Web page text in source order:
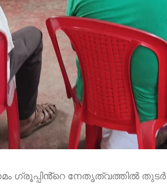
ഗ്രൂപ്പിൻ്റെ നേതൃത്വത്തിൽ